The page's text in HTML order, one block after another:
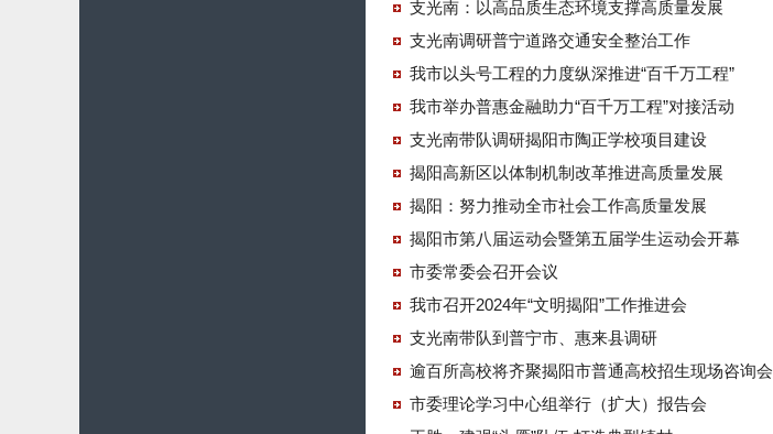
支光南：以高品质生态环境支撑高质量发展
支光南调研普宁道路交通安全整治工作
我市以头号工程的力度纵深推进“百千万工程”
我市举办普惠金融助力“百千万工程”对接活动
支光南带队调研揭阳市陶正学校项目建设
揭阳高新区以体制机制改革推进高质量发展
揭阳：努力推动全市社会工作高质量发展
揭阳市第八届运动会暨第五届学生运动会开幕
市委常委会召开会议
我市召开2024年“文明揭阳”工作推进会
支光南带队到普宁市、惠来县调研
逾百所高校将齐聚揭阳市普通高校招生现场咨询会
市委理论学习中心组举行（扩大）报告会